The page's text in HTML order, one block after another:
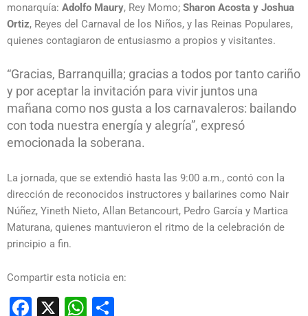
monarquía: Adolfo Maury, Rey Momo; Sharon Acosta y Joshua
Ortiz, Reyes del Carnaval de los Niños, y las Reinas Populares,
quienes contagiaron de entusiasmo a propios y visitantes.
“Gracias, Barranquilla; gracias a todos por tanto cariño
y por aceptar la invitación para vivir juntos una
mañana como nos gusta a los carnavaleros: bailando
con toda nuestra energía y alegría”, expresó
emocionada la soberana.
La jornada, que se extendió hasta las 9:00 a.m., contó con la
dirección de reconocidos instructores y bailarines como Nair
Núñez, Yineth Nieto, Allan Betancourt, Pedro García y Martica
Maturana, quienes mantuvieron el ritmo de la celebración de
principio a fin.
Compartir esta noticia en:
Facebook
X WhatsApp